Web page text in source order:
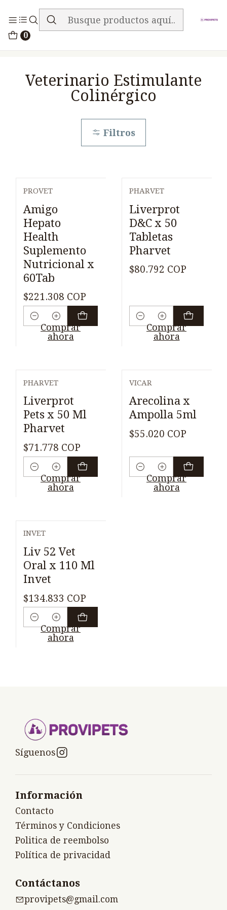
0
ENVIO GRATIS EN TODA LA TIENDA
Veterinario Estimulante
Colinérgico
Filtros
PROVET
Amigo
Hepato
Health
Suplemento
Nutricional x
60Tab
$221.308 COP
Cantidad
Comprar
ahora
PHARVET
Liverprot
D&C x 50
Tabletas
Pharvet
$80.792 COP
Cantidad
Comprar
ahora
PHARVET
Liverprot
Pets x 50 Ml
Pharvet
$71.778 COP
Cantidad
Comprar
ahora
VICAR
Arecolina x
Ampolla 5ml
$55.020 COP
Cantidad
Comprar
ahora
INVET
Liv 52 Vet
Oral x 110 Ml
Invet
$134.833 COP
Cantidad
Comprar
ahora
Síguenos
Información
Contacto
Términos y Condiciones
Politica de reembolso
Política de privacidad
Contáctanos
provipets@gmail.com